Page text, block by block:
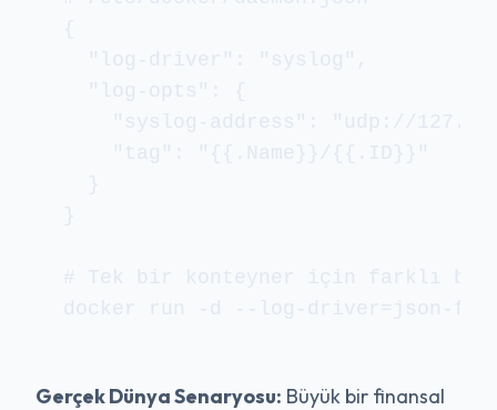
Gerçek Dünya Senaryosu: Büyük bir finansal